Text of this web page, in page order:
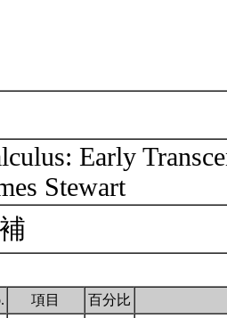
Early
Stewart
項目
百分比